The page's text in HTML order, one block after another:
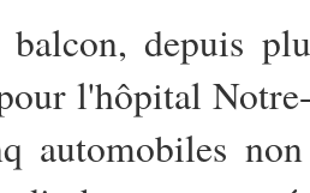
depuis
l'hôpital
automobiles